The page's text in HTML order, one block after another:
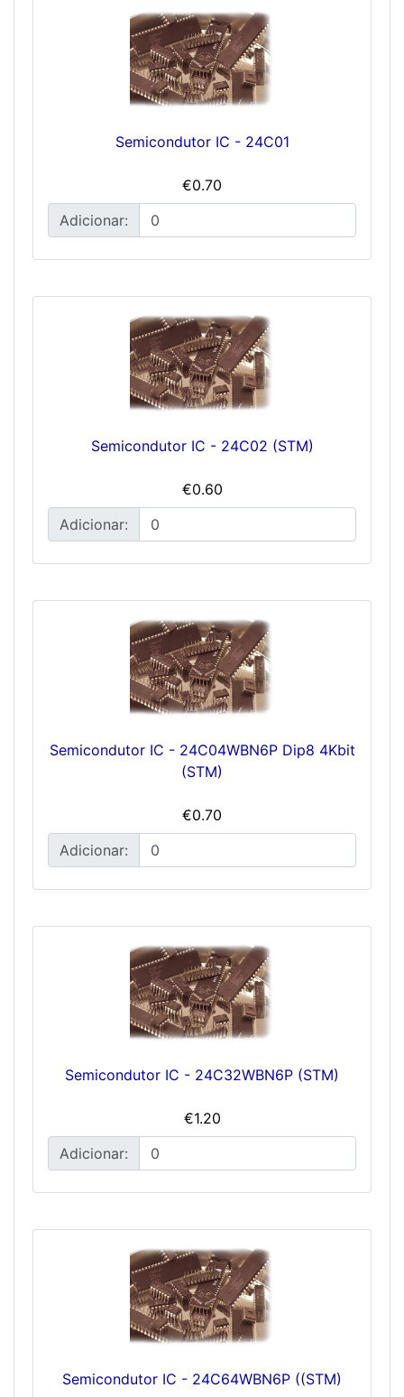
Semicondutor IC - 24C01
€0.70
Adicionar:
Semicondutor IC - 24C02 (STM)
€0.60
Adicionar:
Semicondutor IC - 24C04WBN6P Dip8 4Kbit
(STM)
€0.70
Adicionar:
Semicondutor IC - 24C32WBN6P (STM)
€1.20
Adicionar:
Semicondutor IC - 24C64WBN6P ((STM)